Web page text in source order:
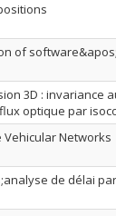
of
3D : invariance
optique par
Networks
de délai